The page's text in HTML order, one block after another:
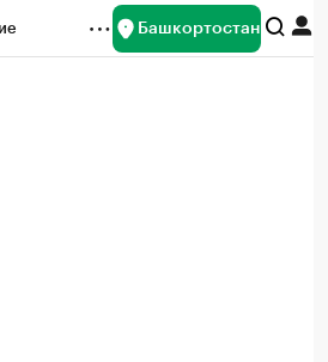
Башкортостан